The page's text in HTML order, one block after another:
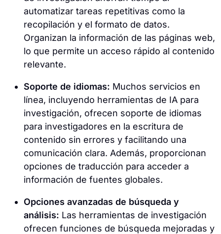
automatizar tareas repetitivas como la
recopilación y el formato de datos.
Organizan la información de las páginas web,
lo que permite un acceso rápido al contenido
relevante.
Soporte de idiomas: Muchos servicios en
línea, incluyendo herramientas de IA para
investigación, ofrecen soporte de idiomas
para investigadores en la escritura de
contenido sin errores y facilitando una
comunicación clara. Además, proporcionan
opciones de traducción para acceder a
información de fuentes globales.
Opciones avanzadas de búsqueda y
análisis: Las herramientas de investigación
ofrecen funciones de búsqueda mejoradas y